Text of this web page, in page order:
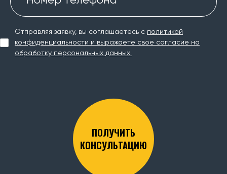
Отправляя заявку, вы соглашаетесь с политикой
конфиденциальности и выражаете свое согласие на
обработку персональных данных.
ПОЛУЧИТЬ
КОНСУЛЬТАЦИЮ